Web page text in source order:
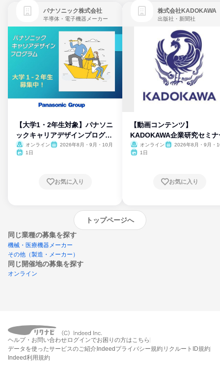
パナソニック株式会社
半導体・電子機器メーカー
【大学1・2年生対象】パナソニ
ックキャリアデザインプログラ
ム
オンライン
2026年8月・9月・10月
1日
お気に入り
株式会社KADOKAWA
出版社・新聞社
【動画コンテンツ】
KADOKAWA企業研究セミナ
オンライン
2026年8月・9月・
1日
お気に入り
トップページへ
同じ業種の募集を探す
機械・医療機器メーカー
その他（製造・メーカー）
同じ開催地の募集を探す
オンライン
エントリーするとプログラムの詳細案内を
受け取れるようになります
ヘルプ・お問い合わせ ログインでお困りの方はこちら
データを使ったサービスのご紹介 Indeedプライバシー規約 リクルートID規約
Indeed利用規約